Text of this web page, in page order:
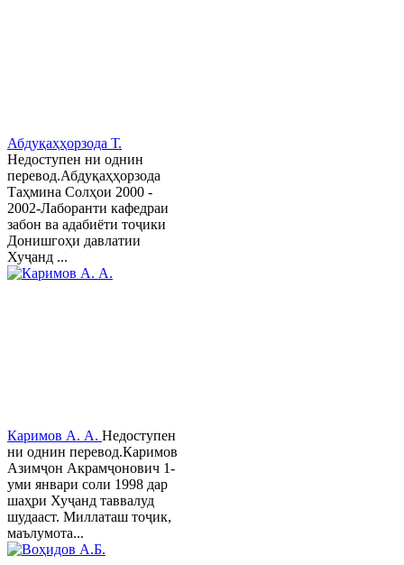
Абдуқаҳҳорзода Т.
Недоступен ни однин
перевод.Абдуқаҳҳорзода
Таҳмина Солҳои 2000 -
2002-Лаборанти кафедраи
забон ва адабиёти тоҷики
Донишгоҳи давлатии
Хуҷанд ...
Каримов А. А. Недоступен
ни однин перевод.Каримов
Азимҷон Акрамҷонович 1-
уми январи соли 1998 дар
шаҳри Хуҷанд таввалуд
шудааст. Миллаташ тоҷик,
маълумота...